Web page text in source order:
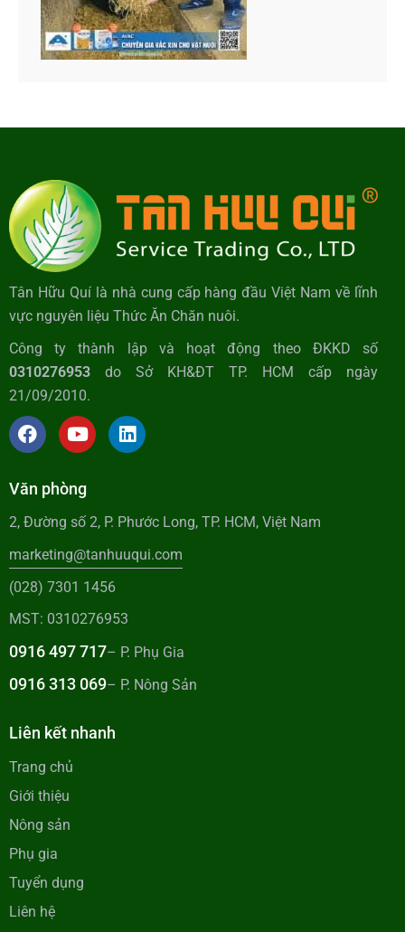
Tân Hữu Quí là nhà cung cấp hàng đầu Việt Nam về lĩnh
vực nguyên liệu Thức Ăn Chăn nuôi.
Công ty thành lập và hoạt động theo ĐKKD số
0310276953 do Sở KH&ĐT TP. HCM cấp ngày
21/09/2010.
Văn phòng
2, Đường số 2, P. Phước Long, TP. HCM, Việt Nam
marketing@tanhuuqui.com
(028) 7301 1456
MST: 0310276953
0916 497 717– P. Phụ Gia
0916 313 069– P. Nông Sản
Liên kết nhanh
Trang chủ
Giới thiệu
Nông sản
Phụ gia
Tuyển dụng
Liên hệ